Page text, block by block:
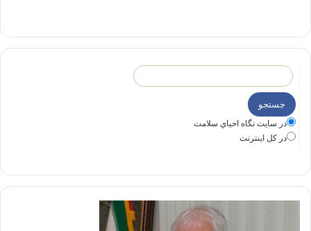
در سايت نگاه احياي سلامت
در كل اينترنت